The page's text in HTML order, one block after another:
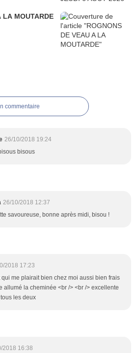
LA MOUTARDE
commentaire
26/10/2018 19:24
bisous
26/10/2018 12:37
savoureuse, bonne après midi, bisou !
2018 17:23
me plairait bien chez moi aussi bien frais
allumé la cheminée <br /> <br /> excellente
les deux
2018 16:38